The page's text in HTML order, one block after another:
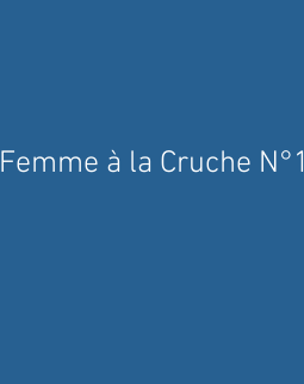
Femme à la Cruche N°1